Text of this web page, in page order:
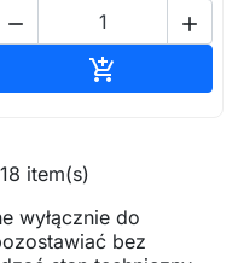
 

item(s)
wyłącznie do
bez